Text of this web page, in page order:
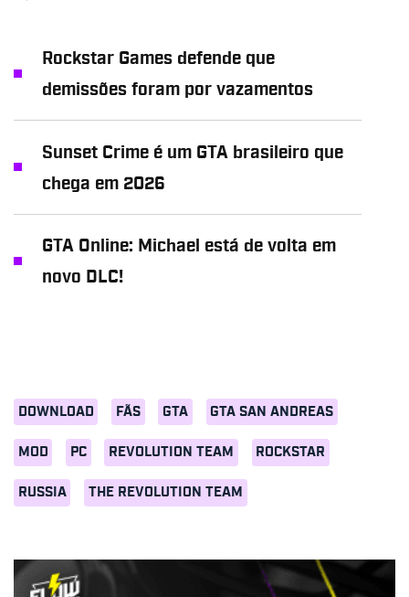
DOWNLOAD FÃS GTA GTA SAN ANDREAS
MOD PC REVOLUTION TEAM ROCKSTAR
RUSSIA THE REVOLUTION TEAM
Rockstar Games defende que
demissões foram por vazamentos
Sunset Crime é um GTA brasileiro que
chega em 2026
GTA Online: Michael está de volta em
novo DLC!